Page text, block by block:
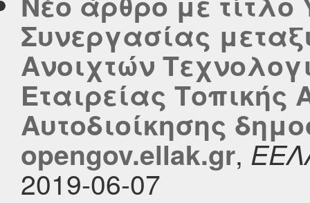
Συνεργασίας
Ανοιχτών
Εταιρείας Τοπικής
Αυτοδιοίκησης
opengov.ellak.gr,
2019-06-07